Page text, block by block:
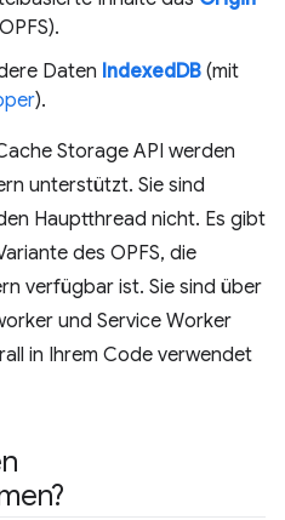
Daten IndexedDB (mit
).
Storage API werden
unterstützt. Sie sind
Hauptthread nicht. Es gibt
des OPFS, die
verfügbar ist. Sie sind über
und Service Worker
in Ihrem Code verwendet